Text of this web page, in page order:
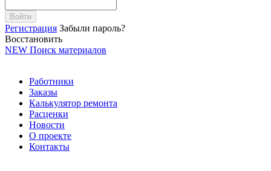
Войти
Регистрация Забыли пароль?
Восстановить
NEW Поиск материалов
Работники
Заказы
Калькулятор ремонта
Расценки
Новости
О проекте
Контакты